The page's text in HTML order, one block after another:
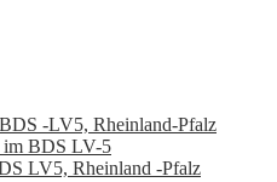
-LV5, Rheinland-Pfalz
im BDS LV-5
LV5, Rheinland -Pfalz